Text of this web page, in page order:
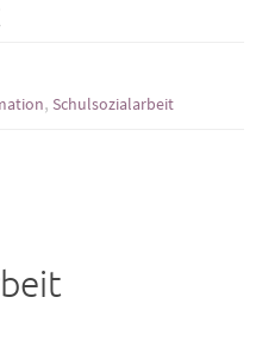
, Schulsozialarbeit